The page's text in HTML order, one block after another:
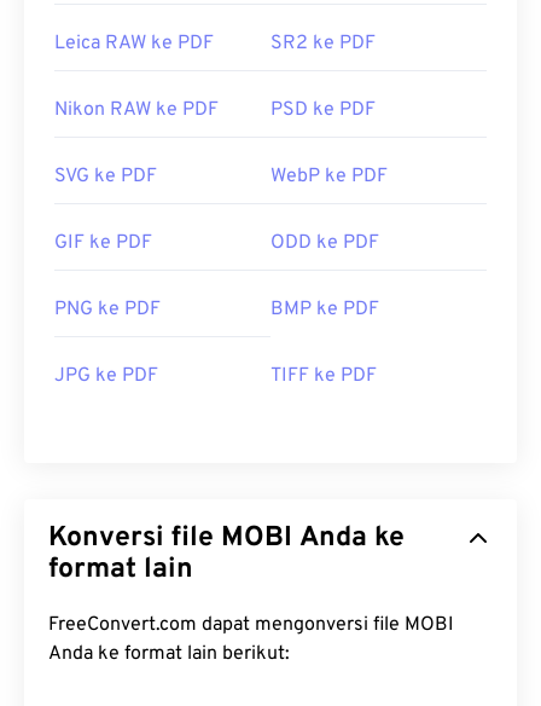
Leica RAW ke PDF SR2 ke PDF
Nikon RAW ke PDF PSD ke PDF
SVG ke PDF WebP ke PDF
GIF ke PDF ODD ke PDF
PNG ke PDF BMP ke PDF
JPG ke PDF TIFF ke PDF
Konversi file MOBI Anda ke
format lain
FreeConvert.com dapat mengonversi file MOBI
Anda ke format lain berikut: